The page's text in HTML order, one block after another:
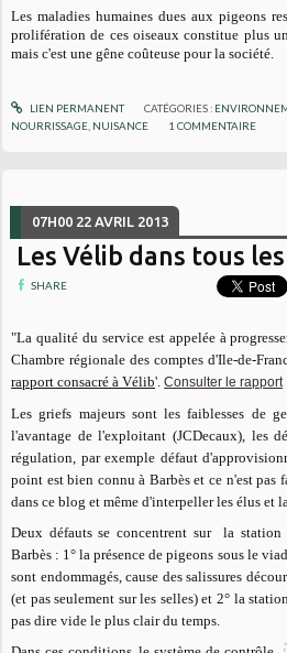
Les maladies humaines dues aux pigeons
prolifération de ces oiseaux constitue plus
mais c'est une gêne coûteuse pour la société.
LIEN PERMANENT CATÉGORIES :
NOURRISSAGE NUISANCE 1 COMMENTAIRE
07H00 22 AVRIL 2013
Les Vélib dans tous
SHARE
"La qualité du service est appelée à
Chambre régionale des comptes d'Ile-de-
rapport consacré à Vélib'.Consulter le rapport
Les griefs majeurs sont les faiblesses de
l'avantage de l'exploitant (JCDecaux), les
régulation, par exemple défaut
point est bien connu à Barbès et ce n'est pas
dans ce blog et même d'interpeller les élus et
Deux défauts se concentrent sur la
Barbès : 1° la présence de pigeons sous le
sont endommagés, cause des salissures
(et pas seulement sur les selles) et 2° la
pas dire vide le plus clair du temps.